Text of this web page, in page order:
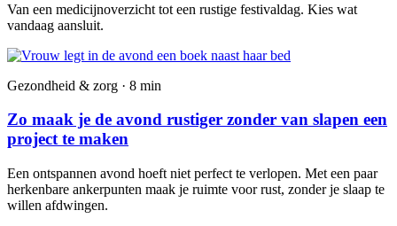
Van een medicijnoverzicht tot een rustige festivaldag. Kies wat
vandaag aansluit.
Gezondheid & zorg · 8 min
Zo maak je de avond rustiger zonder van slapen een
project te maken
Een ontspannen avond hoeft niet perfect te verlopen. Met een paar
herkenbare ankerpunten maak je ruimte voor rust, zonder je slaap te
willen afdwingen.